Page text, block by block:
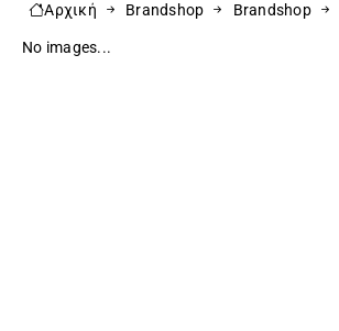
Αρχική Brandshop Brandshop
No images...